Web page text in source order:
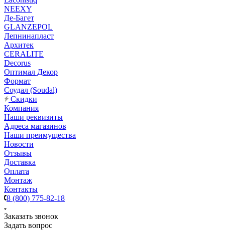
NEEXY
Де-Багет
GLANZEPOL
Лепнинапласт
Архитек
CERALITE
Decorus
Оптимал Декор
Формат
Соудал (Soudal)
Скидки
Компания
Наши реквизиты
Адреса магазинов
Наши преимущества
Новости
Отзывы
Доставка
Оплата
Монтаж
Контакты
8 (800) 775-82-18
Заказать звонок
Задать вопрос